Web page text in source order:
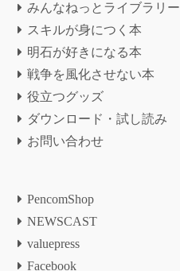
みんなねっとライブラリー
スキルが身につく本
明石が好きになる本
戦争を風化させない本
役立つグッズ
ダウンロード・試し読み
お問い合わせ
PencomShop
NEWSCAST
valuepress
Facebook